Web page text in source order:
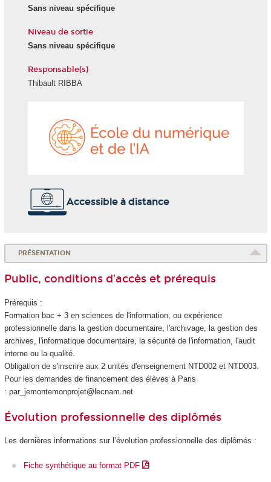
Sans niveau spécifique
Niveau de sortie
Sans niveau spécifique
Responsable(s)
Thibault RIBBA
Accessible à distance
PRÉSENTATION
Public, conditions d’accès et prérequis
Prérequis :
Formation bac + 3 en sciences de l'information, ou expérience
professionnelle dans la gestion documentaire, l'archivage, la gestion des
archives, l'informatique documentaire, la sécurité de l'information, l'audit
interne ou la qualité.
Obligation de s'inscrire aux 2 unités d'enseignementNTD002 et NTD003.
Pour les demandes de financement des élèves à Paris
: par_jemontemonprojet@lecnam.net
Évolution professionnelle des diplômés
Les dernières informations sur l’évolution professionnelle des diplômés :
Fiche synthétique au format PDF